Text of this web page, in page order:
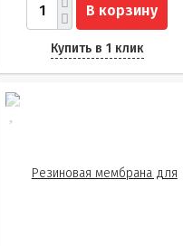
В корзину
Купить в 1 клик